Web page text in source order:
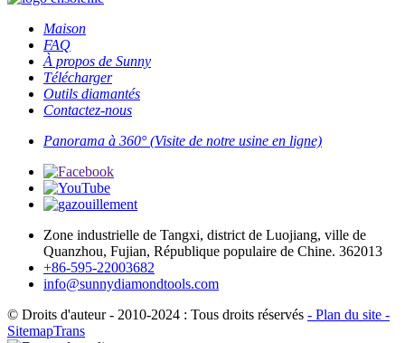
Maison
FAQ
À propos de Sunny
Télécharger
Outils diamantés
Contactez-nous
Panorama à 360° (Visite de notre usine en ligne)
Zone industrielle de Tangxi, district de Luojiang, ville de
Quanzhou, Fujian, République populaire de Chine. 362013
+86-595-22003682
info@sunnydiamondtools.com
© Droits d'auteur - 2010-2024 : Tous droits réservés - Plan du site -
SitemapTrans